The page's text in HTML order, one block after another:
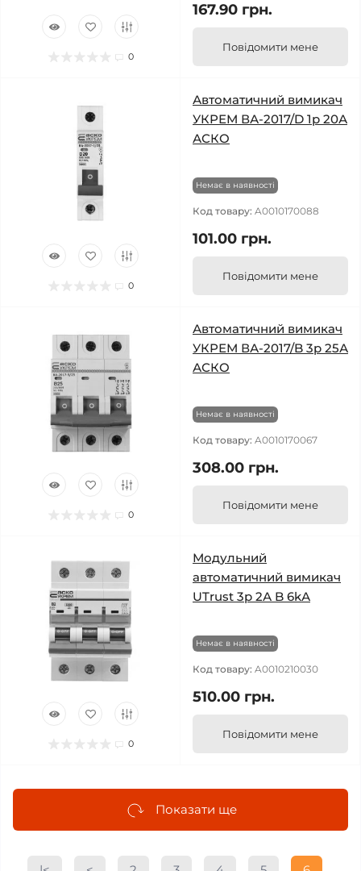
0
167.90 грн.
Повідомити мене
0
Автоматичний вимикач
УКРЕМ ВА-2017/D 1р 20А
АСКО
Немає в наявності
Код товару: A0010170088
101.00 грн.
Повідомити мене
0
Автоматичний вимикач
УКРЕМ ВА-2017/B 3р 25А
АСКО
Немає в наявності
Код товару: A0010170067
308.00 грн.
Повідомити мене
0
Модульний
автоматичний вимикач
UTrust 3р 2А B 6kА
Немає в наявності
Код товару: A0010210030
510.00 грн.
Повідомити мене
Показати ще